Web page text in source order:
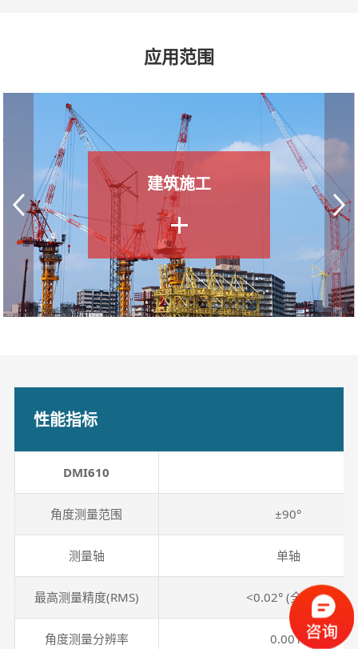
应用范围
建筑施工
性能指标
DMI610
角度测量范围 ±90°
测量轴 单轴
最高测量精度(RMS) <0.02° (全量程)
角度测量分辨率 0.001°